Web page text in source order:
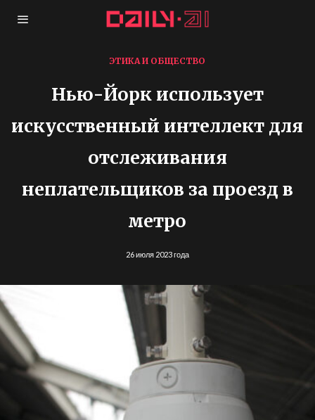
ЭТИКА И ОБЩЕСТВО
Нью-Йорк использует
искусственный интеллект для
отслеживания
неплательщиков за проезд в
метро
26 июля 2023 года